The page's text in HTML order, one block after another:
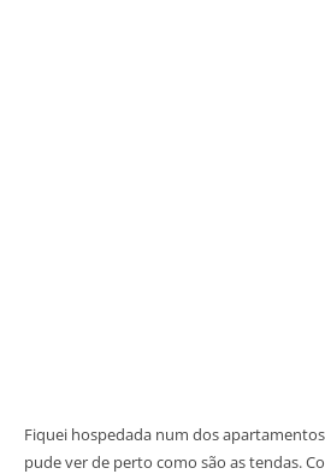
Fiquei hospedada num dos
pude ver de perto como são as tendas.